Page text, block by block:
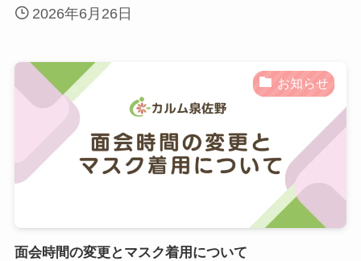
2026年6月26日
お知らせ
面会時間の変更とマスク着用について